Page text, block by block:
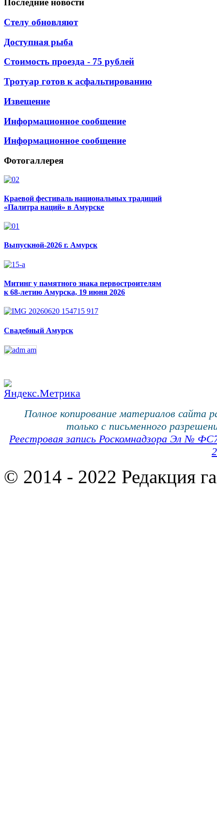
Последние новости
Стелу обновляют
Доступная рыба
Стоимость проезда - 75 рублей
Тротуар готов к асфальтированию
Извещение
Информационное сообщение
Информационное сообщение
Фотогаллерея
Краевой фестиваль национальных традиций
«Палитра наций» в Амурске
Выпускной-2026 г. Амурск
Митинг у памятного знака первостроителям
к 68-летию Амурска, 19 июня 2026
Свадебный Амурск
Полное копирование материалов сайта
только с письменного
Реестровая запись Роскомнадзора Эл №
© 2014 - 2022 Редакция